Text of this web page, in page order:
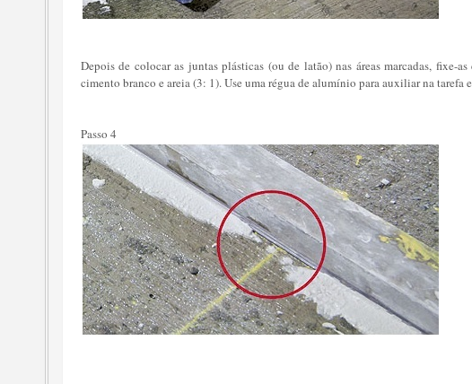
Depois de colocar as juntas plásticas (ou de latão) nas áreas marcadas, fixe-
cimento branco e areia (3: 1). Use uma régua de alumínio para auxiliar na tarefa
Passo 4